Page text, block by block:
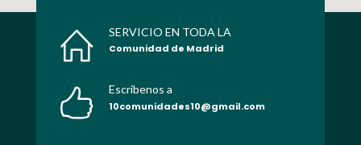
SERVICIO EN TODA LA
Comunidad de Madrid
Escribenos a
10comunidades10@gmail.com